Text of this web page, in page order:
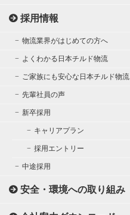
採用情報
物流業界がはじめての方へ
よくわかる日本チルド物流
ご家族にも安心な日本チルド物流
先輩社員の声
新卒採用
キャリアプラン
採用エントリー
中途採用
安全・環境への取り組み